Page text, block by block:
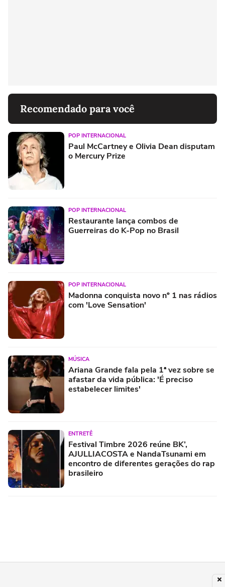
Recomendado para você
POP INTERNACIONAL
Paul McCartney e Olivia Dean disputam
o Mercury Prize
POP INTERNACIONAL
Restaurante lança combos de
Guerreiras do K-Pop no Brasil
POP INTERNACIONAL
Madonna conquista novo nº 1 nas rádios
com 'Love Sensation'
MÚSICA
Ariana Grande fala pela 1ª vez sobre se
afastar da vida pública: 'É preciso
estabelecer limites'
ENTRETÊ
Festival Timbre 2026 reúne BK’,
AJULLIACOSTA e NandaTsunami em
encontro de diferentes gerações do rap
brasileiro